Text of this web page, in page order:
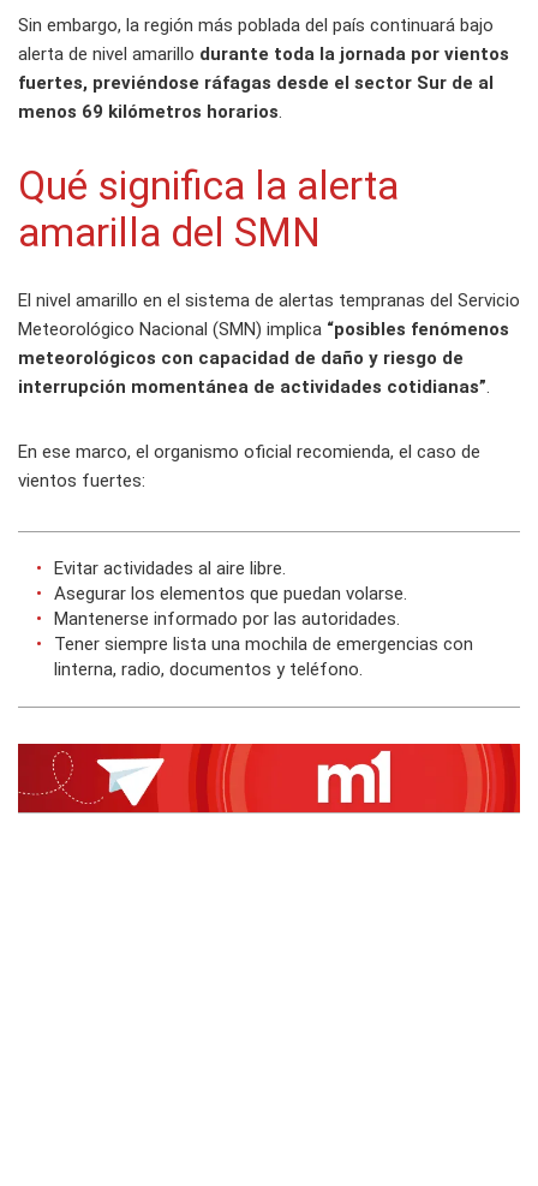
Sin embargo, la región más poblada del país continuará bajo
alerta de nivel amarillo durante toda la jornada por vientos
fuertes, previéndose ráfagas desde el sector Sur de al
menos 69 kilómetros horarios.
Qué significa la alerta
amarilla del SMN
El nivel amarillo en el sistema de alertas tempranas del Servicio
Meteorológico Nacional (SMN) implica “posibles fenómenos
meteorológicos con capacidad de daño y riesgo de
interrupción momentánea de actividades cotidianas”.
En ese marco, el organismo oficial recomienda, el caso de
vientos fuertes:
Evitar actividades al aire libre.
Asegurar los elementos que puedan volarse.
Mantenerse informado por las autoridades.
Tener siempre lista una mochila de emergencias con
linterna, radio, documentos y teléfono.